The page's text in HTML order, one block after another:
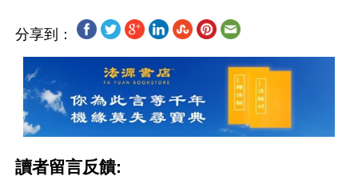
分享到：
讀者留言反饋: